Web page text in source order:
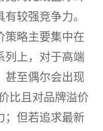
较强竞争力。
策略主要集中在
列上，对于高端
甚至偶尔会出现
比且对品牌溢价
；但若追求最新